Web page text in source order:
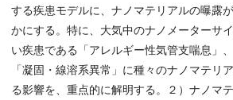
する疾患モデルに、ナノマテリアルの曝露
かにする。特に、大気中のナノメーターサ
い疾患である「アレルギー性気管支喘息」
「凝固・線溶系異常」に種々のナノマテリ
る影響を、重点的に解明する。２）ナノマ